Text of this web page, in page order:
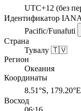
UTC+12 (без
Идентификатор IANA
Pacific/Funafuti
Страна
Тувалу 🇹🇻
Регион
Океания
Координаты
8.51°S, 179.20°E
Восход